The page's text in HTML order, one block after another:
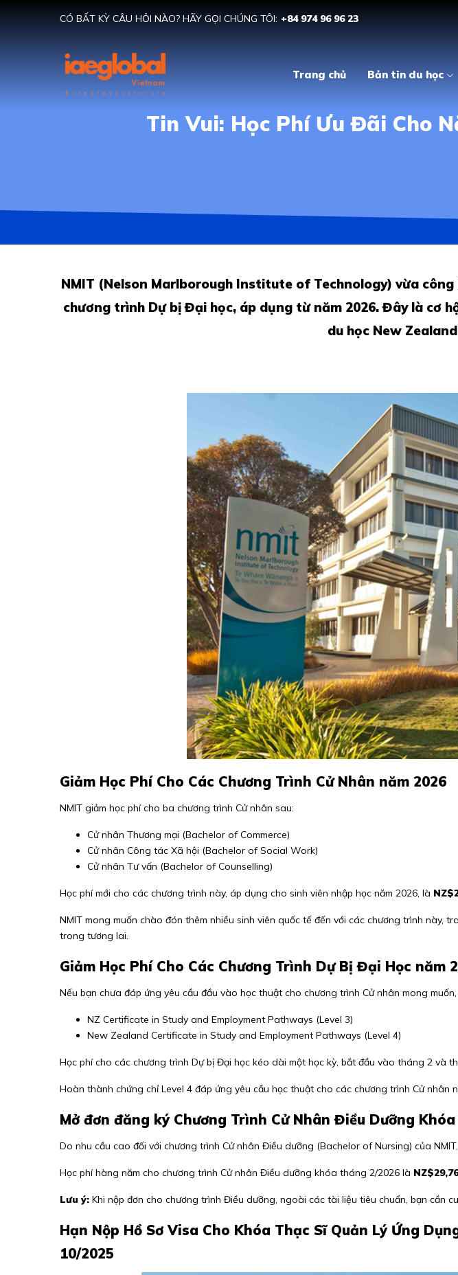
CÓ BẤT KỲ CÂU HỎI NÀO? HÃY GỌI CHÚNG TÔI: +84 974 96 96 23
Trang chủ Bản tin du học
Tin Vui: Học Phí Ưu Đãi Cho
NMIT (Nelson Marlborough Institute of Technology) vừa
chương trình Dự bị Đại học, áp dụng từ năm 2026. Đây là cơ
du học New
Giảm Học Phí Cho Các Chương Trình Cử Nhân năm 2026
NMIT giảm học phí cho ba chương trình Cử nhân sau:
Cử nhân Thương mại (Bachelor of Commerce)
Cử nhân Công tác Xã hội (Bachelor of Social Work)
Cử nhân Tư vấn (Bachelor of Counselling)
Học phí mới cho các chương trình này, áp dụng cho sinh viên nhập học năm 2026, là
NMIT mong muốn chào đón thêm nhiều sinh viên quốc tế đến với các chương trình này,
trong tương lai.
Giảm Học Phí Cho Các Chương Trình Dự Bị Đại Học năm
Nếu bạn chưa đáp ứng yêu cầu đầu vào học thuật cho chương trình Cử nhân mong
NZ Certificate in Study and Employment Pathways (Level 3)
New Zealand Certificate in Study and Employment Pathways (Level 4)
Học phí cho các chương trình Dự bị Đại học kéo dài một học kỳ, bắt đầu vào tháng 2 và
Hoàn thành chứng chỉ Level 4 đáp ứng yêu cầu học thuật cho các chương trình Cử nhân
Mở đơn đăng ký Chương Trình Cử Nhân Điều Dưỡng
Do nhu cầu cao đối với chương trình Cử nhân Điều dưỡng (Bachelor of Nursing) của
Học phí hàng năm cho chương trình Cử nhân Điều dưỡng khóa tháng 2/2026 là
Lưu ý: Khi nộp đơn cho chương trình Điều dưỡng, ngoài các tài liệu tiêu chuẩn, bạn cần
Hạn Nộp Hồ Sơ Visa Cho Khóa Thạc Sĩ Quản Lý Ứng
10/2025